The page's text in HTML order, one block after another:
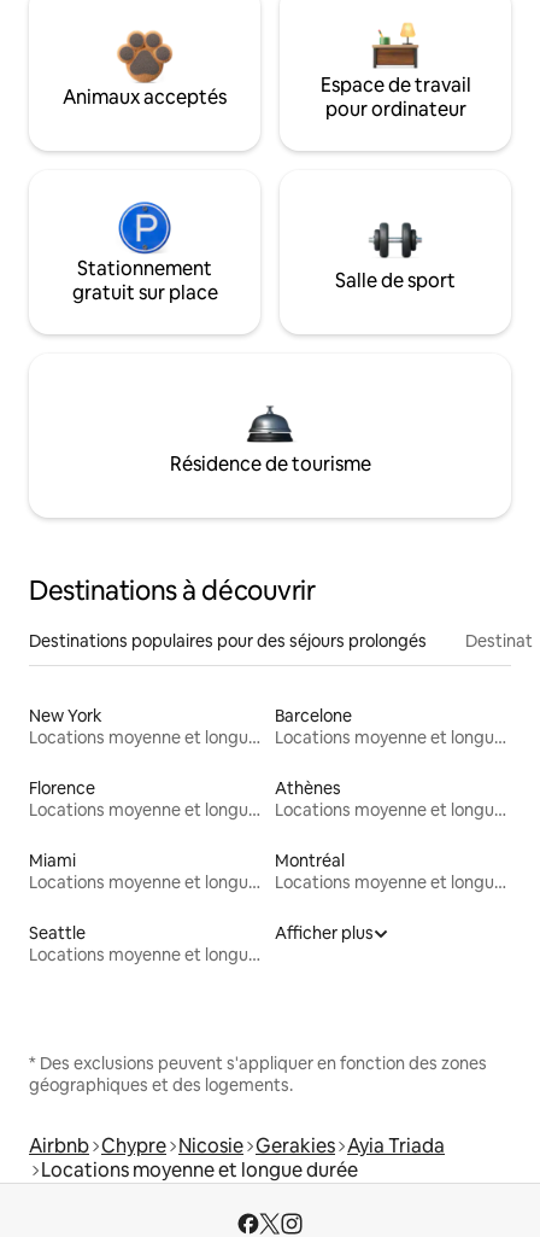
Animaux acceptés
Espace de travail
pour ordinateur
Stationnement
gratuit sur place
Salle de sport
Résidence de tourisme
Destinations à découvrir
Destinations populaires pour des séjours prolongés
New York
Locations moyenne et longue durée
Barcelone
Locations moyenne et longue durée
Florence
Locations moyenne et longue durée
Athènes
Locations moyenne et longue durée
Miami
Locations moyenne et longue durée
Montréal
Locations moyenne et longue durée
Seattle
Locations moyenne et longue durée
Afficher plus
* Des exclusions peuvent s'appliquer en fonction des zones
géographiques et des logements.
Airbnb Chypre Nicosie Gerakies Ayia Triada
Locations moyenne et longue durée